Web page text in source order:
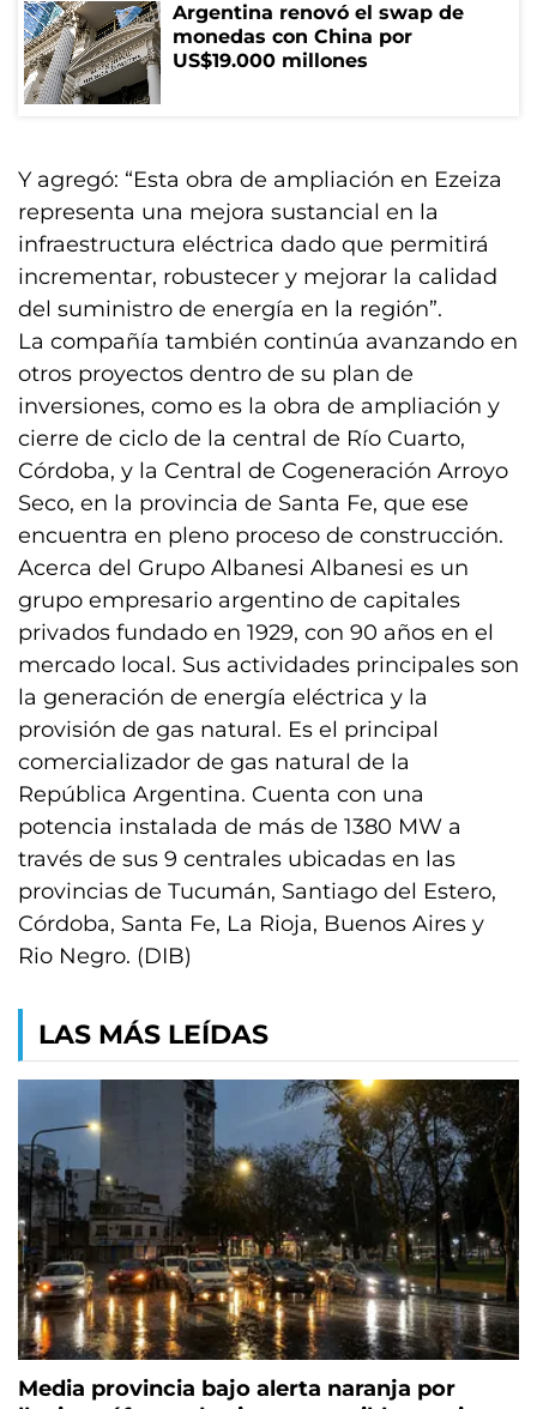
Argentina renovó el swap de
monedas con China por
US$19.000 millones
Y agregó: “Esta obra de ampliación en Ezeiza
representa una mejora sustancial en la
infraestructura eléctrica dado que permitirá
incrementar, robustecer y mejorar la calidad
del suministro de energía en la región”.
La compañía también continúa avanzando en
otros proyectos dentro de su plan de
inversiones, como es la obra de ampliación y
cierre de ciclo de la central de Río Cuarto,
Córdoba, y la Central de Cogeneración Arroyo
Seco, en la provincia de Santa Fe, que ese
encuentra en pleno proceso de construcción.
Acerca del Grupo Albanesi Albanesi es un
grupo empresario argentino de capitales
privados fundado en 1929, con 90 años en el
mercado local. Sus actividades principales son
la generación de energía eléctrica y la
provisión de gas natural. Es el principal
comercializador de gas natural de la
República Argentina. Cuenta con una
potencia instalada de más de 1380 MW a
través de sus 9 centrales ubicadas en las
provincias de Tucumán, Santiago del Estero,
Córdoba, Santa Fe, La Rioja, Buenos Aires y
Rio Negro. (DIB)
LAS MÁS LEÍDAS
Media provincia bajo alerta naranja por